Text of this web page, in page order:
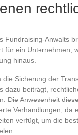
Fundraising-Anwalts
für ein Unternehmen,
hinaus.
die Sicherung der
dazu beiträgt,
Die Anwesenheit
Verhandlungen, da
verfügt, um die